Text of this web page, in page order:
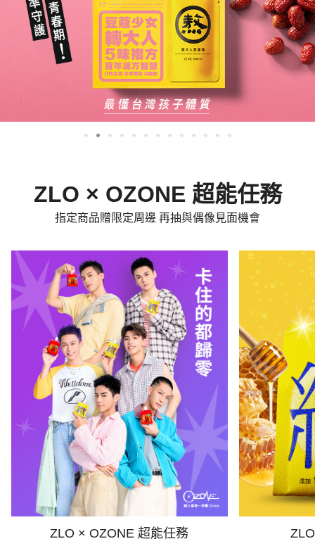
ZLO × OZONE 超能任務
指定商品贈限定周邊 再抽與偶像見面機會
ZLO × OZONE 超能任務